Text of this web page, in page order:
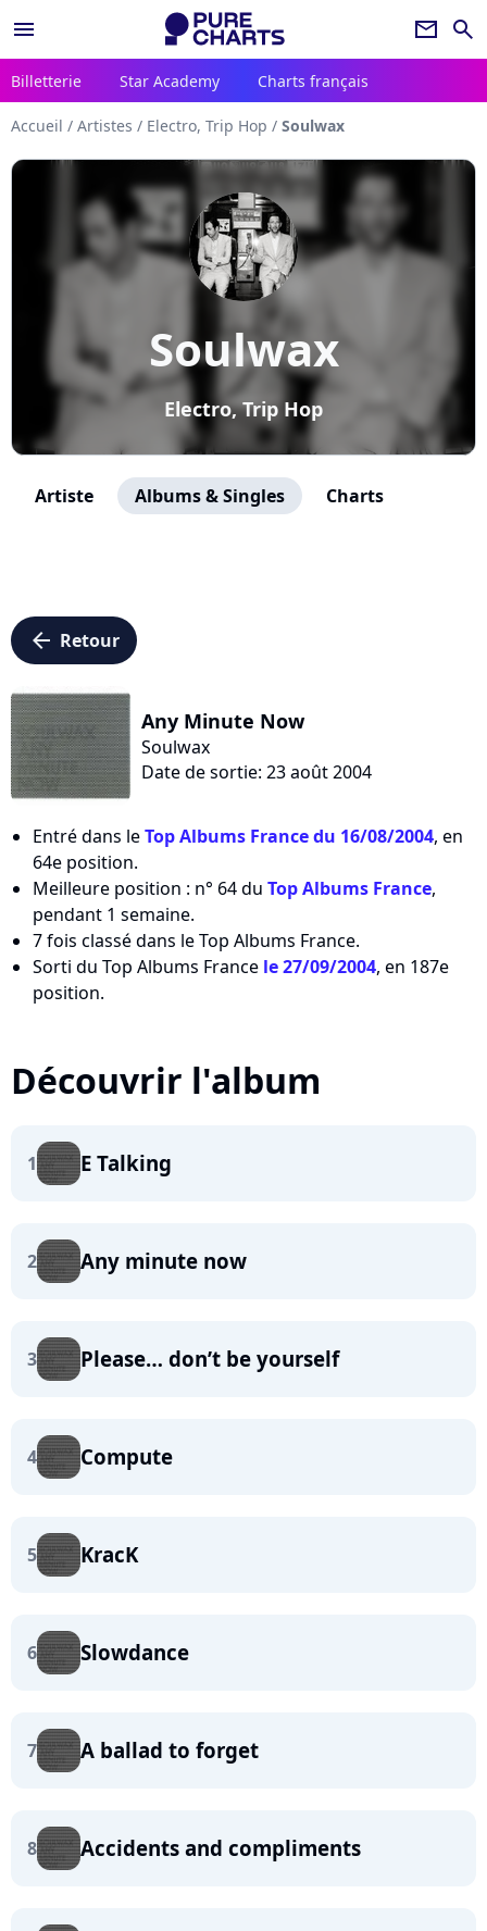
menu newsletter search
Billetterie Star Academy Charts français
Accueil / Artistes / Electro, Trip Hop / Soulwax
Soulwax
Electro, Trip Hop
Artiste Albums & Singles Charts
arrow_left Retour
Any Minute Now
Soulwax
Date de sortie: 23 août 2004
Entré dans leTop Albums France du 16/08/2004, en
64e position.
Meilleure position : n° 64 du Top Albums France,
pendant 1 semaine.
7 fois classé dans le Top Albums France.
Sorti du Top Albums France le 27/09/2004, en 187e
position.
Découvrir l'album
1 E Talking
2 Any minute now
3 Please… don’t be yourself
4 Compute
5 KracK
6 Slowdance
7 A ballad to forget
8 Accidents and compliments